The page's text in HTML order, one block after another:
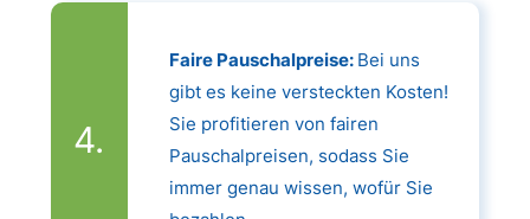
Faire Pauschalpreise: Bei uns
gibt es keine versteckten Kosten!
Sie profitieren von fairen
Pauschalpreisen, sodass Sie
immer genau wissen, wofür Sie